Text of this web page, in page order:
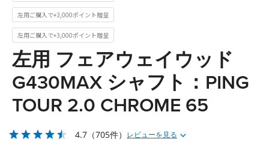
左用 フェアウェイウッド
G430MAX シャフト：PING
TOUR 2.0 CHROME 65
左用ご購入で+3,000ポイント贈呈
左用ご購入で+3,000ポイント贈呈
4.7 （705件） レビューを見る